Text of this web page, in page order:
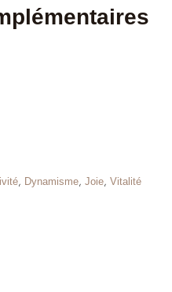
, Dynamisme, Joie, Vitalité